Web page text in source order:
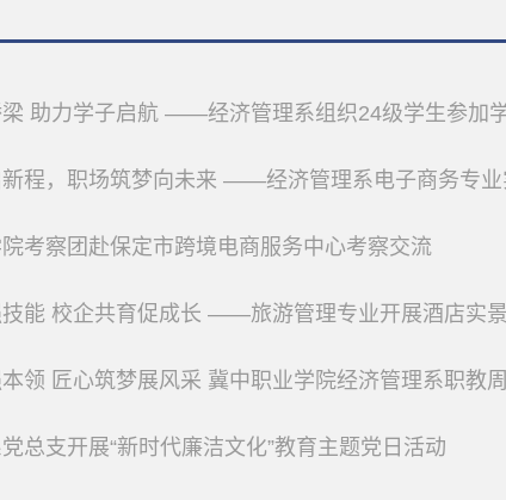
启新程，职场筑梦向未来
员大会圆满落幕
助力学子启航 ——经济管理系组织24级学生参加学院实习就业双
，职场筑梦向未来 ——经济管理系电子商务专业实习动员大会圆
考察团赴保定市跨境电商服务中心考察交流
技能 校企共育促成长 ——旅游管理专业开展酒店实
领 匠心筑梦展风采 冀中职业学院经济管理系职教周活动圆
总支开展“新时代廉洁文化”教育主题党日活动